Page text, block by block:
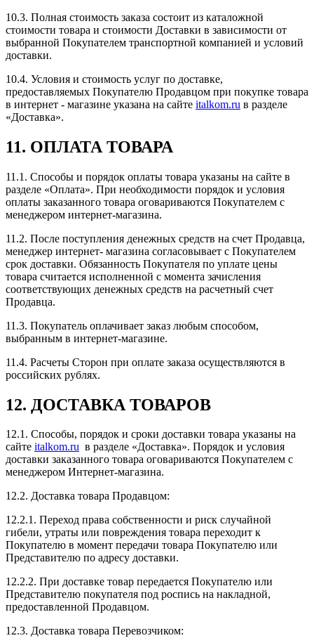
10.3. Полная стоимость заказа состоит из каталожной
стоимости товара и стоимости Доставки в зависимости от
выбранной Покупателем транспортной компанией и условий
доставки.
10.4. Условия и стоимость услуг по доставке,
предоставляемых Покупателю Продавцом при покупке товара
в интернет - магазине указана на сайте italkom.ru в разделе
«Доставка».
11. ОПЛАТА ТОВАРА
11.1. Способы и порядок оплаты товара указаны на сайте в
разделе «Оплата». При необходимости порядок и условия
оплаты заказанного товара оговариваются Покупателем с
менеджером интернет-магазина.
11.2. После поступления денежных средств на счет Продавца,
менеджер интернет- магазина согласовывает с Покупателем
срок доставки. Обязанность Покупателя по уплате цены
товара считается исполненной с момента зачисления
соответствующих денежных средств на расчетный счет
Продавца.
11.3. Покупатель оплачивает заказ любым способом,
выбранным в интернет-магазине.
11.4. Расчеты Сторон при оплате заказа осуществляются в
российских рублях.
12. ДОСТАВКА ТОВАРОВ
12.1. Способы, порядок и сроки доставки товара указаны на
сайте italkom.ru в разделе «Доставка». Порядок и условия
доставки заказанного товара оговариваются Покупателем с
менеджером Интернет-магазина.
12.2. Доставка товара Продавцом:
12.2.1. Переход права собственности и риск случайной
гибели, утраты или повреждения товара переходит к
Покупателю в момент передачи товара Покупателю или
Представителю по адресу доставки.
12.2.2. При доставке товар передается Покупателю или
Представителю покупателя под роспись на накладной,
предоставленной Продавцом.
12.3. Доставка товара Перевозчиком: